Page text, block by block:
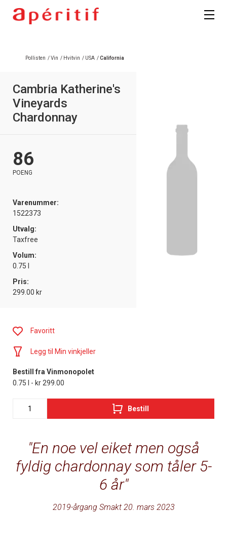
Pollisten /Vin / Hvitvin / USA /California
Cambria Katherine's
Vineyards
Chardonnay
86
POENG
Varenummer:
1522373
Utvalg:
Taxfree
Volum:
0.75 l
Pris:
299.00 kr
En noe vel eiket men også
fyldig chardonnay som tåler 5-
6 år
2019-årgang Smakt 20. mars 2023
Favoritt
Legg til Min vinkjeller
Bestill fra Vinmonopolet
0.75 l - kr 299.00
Bestill